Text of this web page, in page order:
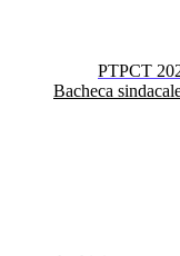
PTPCT
Bacheca